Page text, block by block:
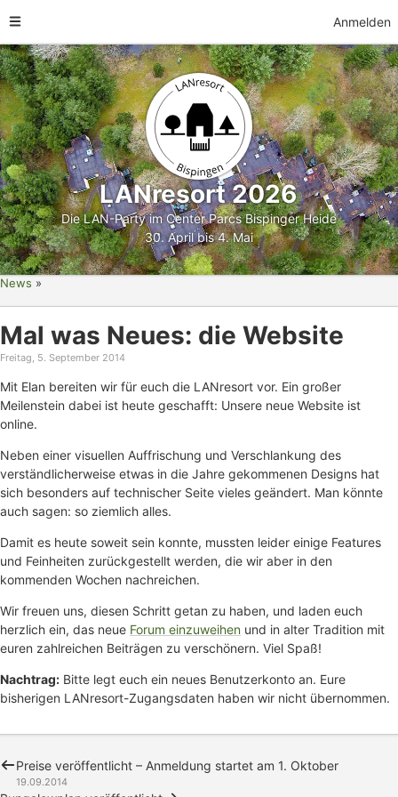
Anmelden
LANresort 2026
Die LAN-Party im Center Parcs Bispinger Heide
30. April bis 4. Mai
News
Mal was Neues: die Website
Freitag, 5. September 2014
Mit Elan bereiten wir für euch die LANresort vor. Ein großer
Meilenstein dabei ist heute geschafft: Unsere neue Website ist
online.
Neben einer visuellen Auffrischung und Verschlankung des
verständlicherweise etwas in die Jahre gekommenen Designs hat
sich besonders auf technischer Seite vieles geändert. Man könnte
auch sagen: so ziemlich alles.
Damit es heute soweit sein konnte, mussten leider einige Features
und Feinheiten zurückgestellt werden, die wir aber in den
kommenden Wochen nachreichen.
Wir freuen uns, diesen Schritt getan zu haben, und laden euch
herzlich ein, das neue Forum einzuweihen und in alter Tradition mit
euren zahlreichen Beiträgen zu verschönern. Viel Spaß!
Nachtrag: Bitte legt euch ein neues Benutzerkonto an. Eure
bisherigen LANresort-Zugangsdaten haben wir nicht übernommen.
Preise veröffentlicht – Anmeldung startet am 1. Oktober
19.09.2014